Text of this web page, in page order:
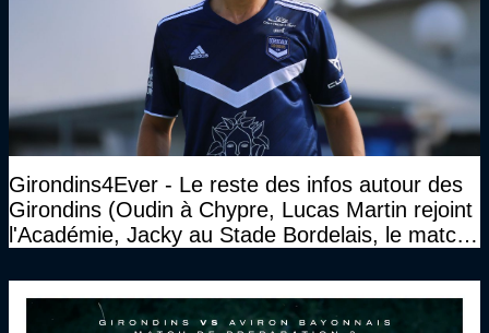
Girondins4Ever - Le reste des infos autour des
Girondins (Oudin à Chypre, Lucas Martin rejoint
l'Académie, Jacky au Stade Bordelais, le match